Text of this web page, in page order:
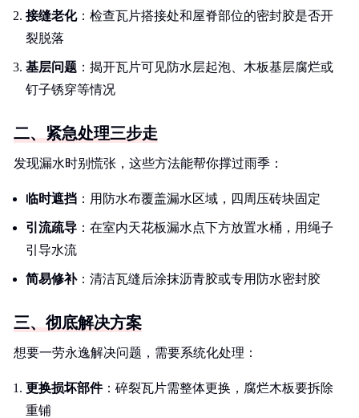
接缝老化：检查瓦片搭接处和屋脊部位的密封胶是否开
裂脱落
基层问题 ：揭开瓦片可见防水层起泡、木板基层腐烂或
钉子锈穿等情况
二、紧急处理三步走
发现漏水时别慌张，这些方法能帮你撑过雨季：
临时遮挡 ：用防水布覆盖漏水区域，四周压砖块固定
引流疏导 ：在室内天花板漏水点下方放置水桶，用绳子
引导水流
简易修补：清洁瓦缝后涂抹沥青胶或专用防水密封胶
三、彻底解决方案
想要一劳永逸解决问题，需要系统化处理：
更换损坏部件：碎裂瓦片需整体更换，腐烂木板要拆除
重铺